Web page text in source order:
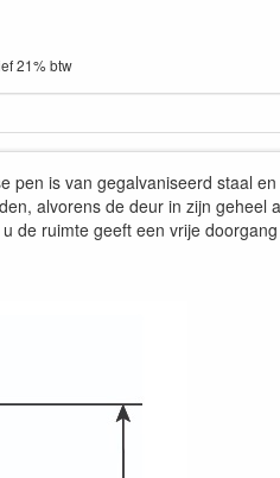
21% btw
pen is van gegalvaniseerd staal
alvorens de deur in zijn geheel
de ruimte geeft een vrije